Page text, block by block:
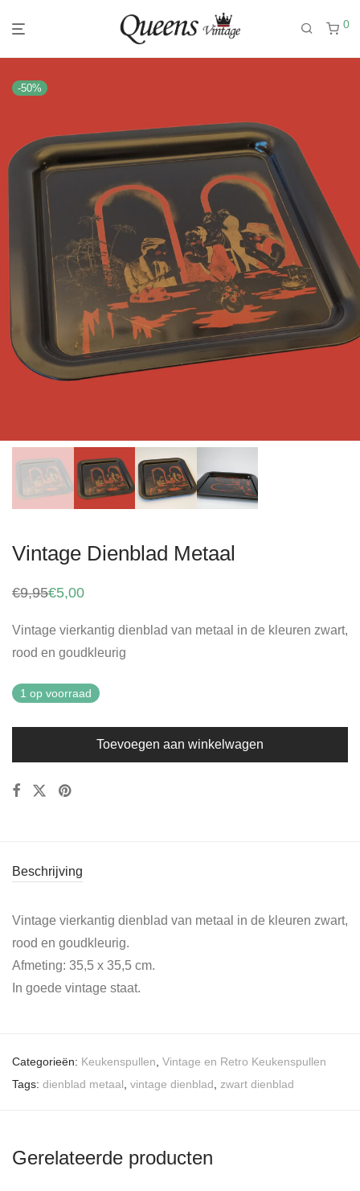
0
-50%
Vintage Dienblad Metaal
€9,95
Oorspronkelijke
€9,95.
€5,00
Huidige
€5,00.
Vintage vierkantig dienblad van metaal in de kleuren zwart,
rood en goudkleurig
1 op voorraad
Toevoegen aan winkelwagen
Beschrijving
Vintage vierkantig dienblad van metaal in de kleuren zwart,
rood en goudkleurig.
Afmeting: 35,5 x 35,5 cm.
In goede vintage staat.
Categorieën: Keukenspullen Vintage en Retro Keukenspullen
Tags: dienblad metaal vintage dienblad zwart dienblad
Gerelateerde producten